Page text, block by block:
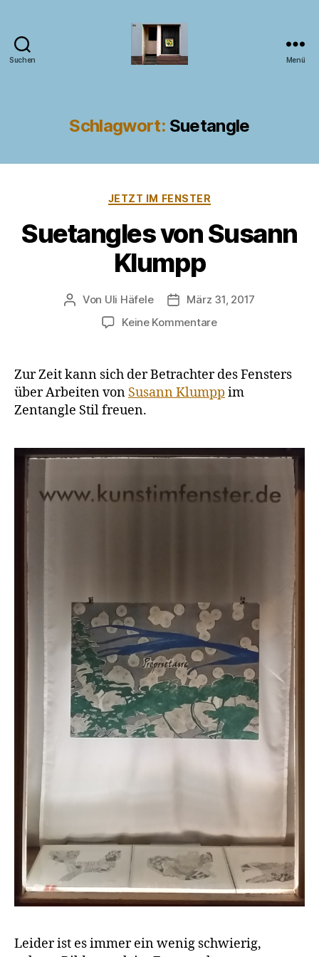
Suchen Menü
Schlagwort: Suetangle
Kategorien
JETZT IM FENSTER
Suetangles von Susann
Klumpp
Beitragsautor
Von Uli Häfele Veröffentlichungsdatum
März 31, 2017
Keine Kommentarezu
Susann
Klumpp
Zur Zeit kann sich der Betrachter des Fensters
über Arbeiten von Susann Klumpp im
Zentangle Stil freuen.
Leider ist es immer ein wenig schwierig,